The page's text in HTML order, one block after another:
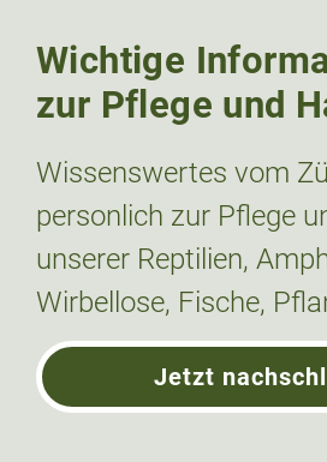
Wichtige
zur Pflege und
Wissenswertes vom
personlich zur Pflege
unserer Reptilien,
Wirbellose, Fische,
Jetzt